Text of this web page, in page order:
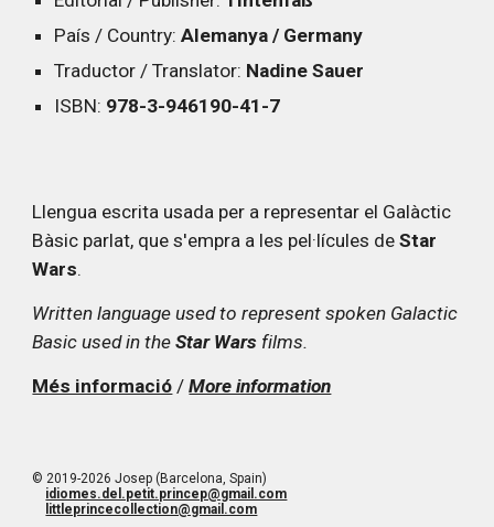
País / Country:Alemanya / Germany
Traductor / Translator: Nadine Sauer
ISBN: 978-3-946190-41-7
Llengua escrita usada per a representar el Galàctic
Bàsic parlat, que s'empra a les pel·lícules deStar
Wars.
Written language used to represent spoken Galactic
Basic used in theStar Wars films.
Més informació /More information
© 2019-2026 Josep (Barcelona, Spain)
idiomes.del.petit.princep@gmail.com
littleprincecollection@gmail.com